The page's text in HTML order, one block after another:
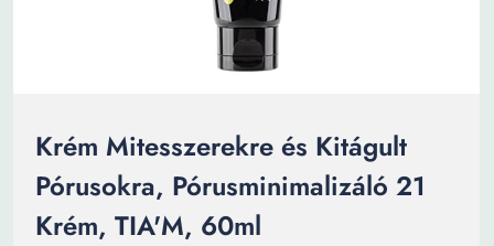
Krém Mitesszerekre és Kitágult
Pórusokra, Pórusminimalizáló 21
Krém, TIA'M, 60ml